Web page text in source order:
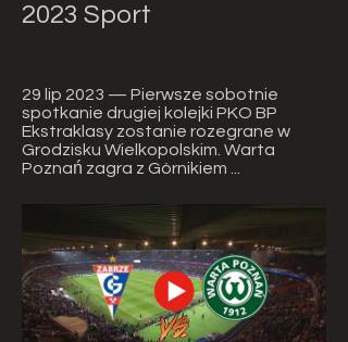
2023 Sport
29 lip 2023 — Pierwsze sobotnie
spotkanie drugiej kolejki PKO BP
Ekstraklasy zostanie rozegrane w
Grodzisku Wielkopolskim. Warta
Poznań zagra z Górnikiem ...